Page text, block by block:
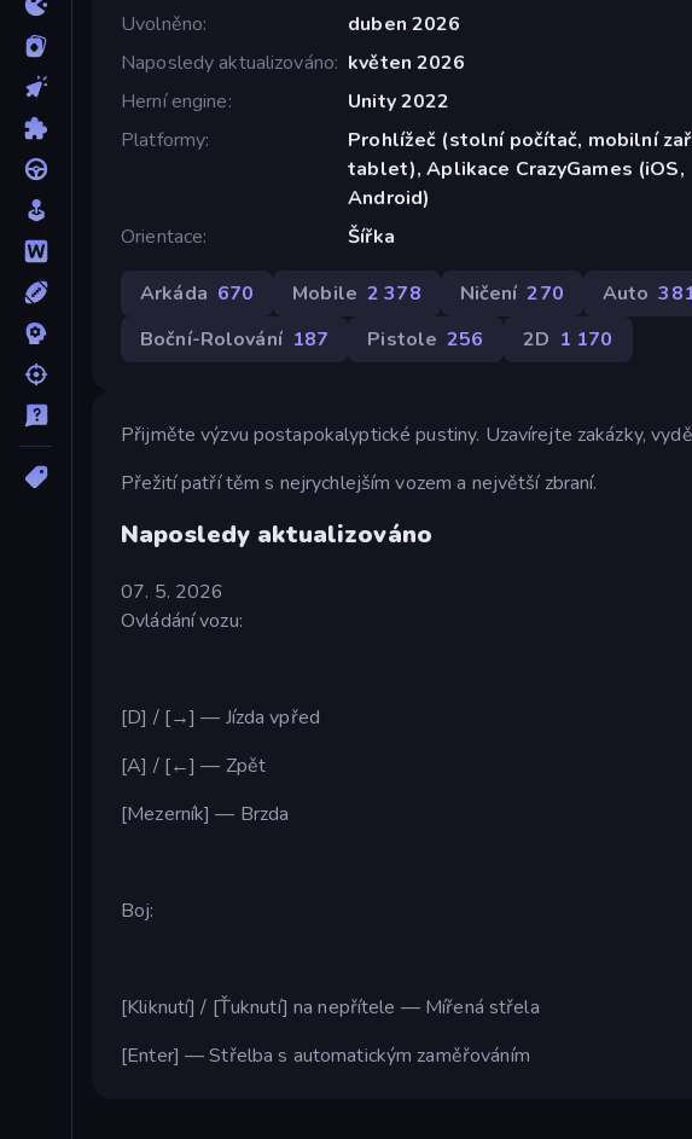
Uvolněno
duben 2026
Naposledy aktualizováno květen 2026
Herní engine
Unity 2022
Platformy
Prohlížeč (stolní počítač, mobilní
tablet), Aplikace CrazyGames (iOS,
Android)
Orientace
Šířka
Arkáda 670 Mobile 2 378 Ničení 270 Auto
Boční-Rolování 187 Pistole 256 2D 1 170
Přijměte výzvu postapokalyptické pustiny. Uzavírejte zakázky,
Přežití patří těm s nejrychlejším vozem a největší zbraní.
Naposledy aktualizováno
07. 5. 2026
Ovládání vozu:
[D] / [→] — Jízda vpřed
[A] / [←] — Zpět
[Mezerník] — Brzda
Boj:
[Kliknutí] / [Ťuknutí] na nepřítele — Mířená střela
[Enter] — Střelba s automatickým zaměřováním